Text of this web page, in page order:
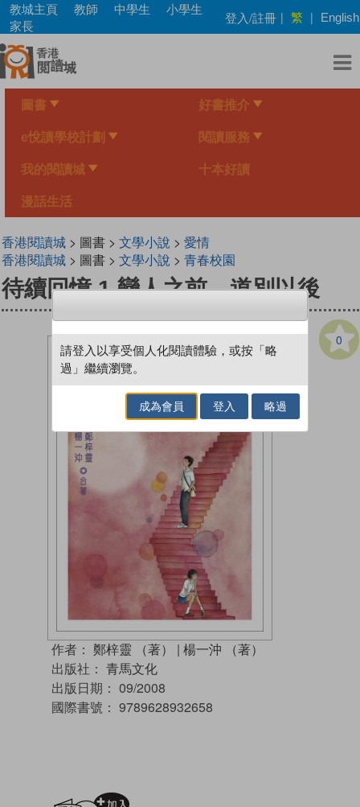
Skip
main
content
教城主頁 教師 中學生
小學生
家長
登入/註冊 | 繁 | English
圖書 好書推介
e悅讀學校計劃 閱讀服務
我的閱讀城 十本好讀
漫話生活
香港閱讀城> 圖書 > 文學小說 > 愛情
香港閱讀城> 圖書 > 文學小說 > 青春校園
待續回憶 1 戀人之前，道別以後
0
作者： 鄭梓靈 （著） | 楊一沖 （著）
出版社： 青馬文化
出版日期： 09/2008
國際書號： 9789628932658
請登入以享受個人化閱讀體驗，或按「略
過」繼續瀏覽。
成為會員 登入 略過